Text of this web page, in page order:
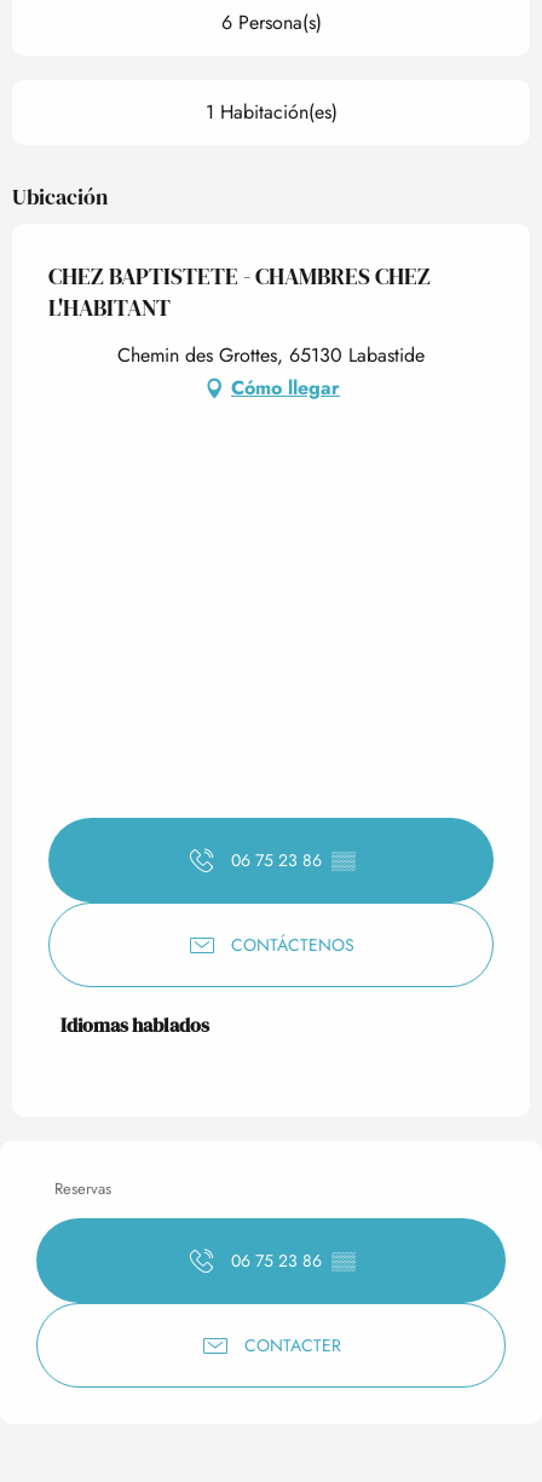
6 Persona(s)
1 Habitación(es)
Ubicación
CHEZ BAPTISTETE - CHAMBRES CHEZ
L'HABITANT
Chemin des Grottes, 65130 Labastide
Cómo llegar
06 75 23 86 ▒▒
CONTÁCTENOS
Idiomas hablados
Idiomas hablados
Reservas
06 75 23 86 ▒▒
CONTACTER